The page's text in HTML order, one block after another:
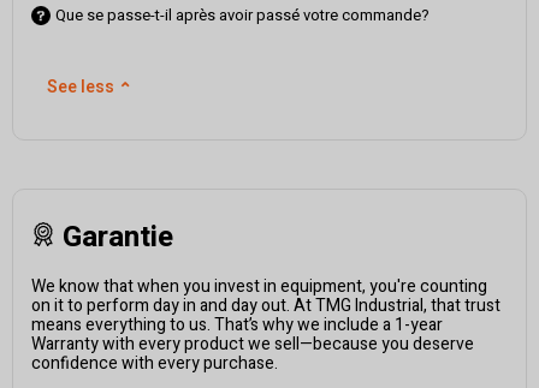
Que se passe-t-il après avoir passé votre commande?
See less ⌃
Garantie
We know that when you invest in equipment, you're counting
on it to perform day in and day out. At TMG Industrial, that trust
means everything to us. That’s why we include a 1-year
Warranty with every product we sell—because you deserve
confidence with every purchase.